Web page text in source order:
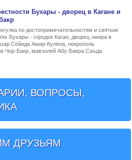
Бухары - дворец в Кагане и
по достопримечательностям и святым
Бухары - городок Каган, дворец эмира в
Сейида Амир-Куляла, некрополь
Чор-Бакр, мавзолей Абу-Бакра Саъда
ВОПРОСЫ,
ДРУЗЬЯМ